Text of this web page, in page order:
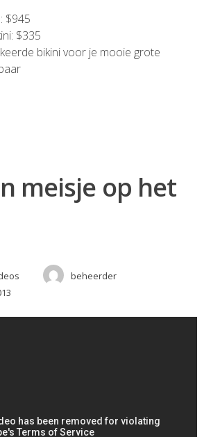
$945
$335
bikini voor je mooie grote
meisje op het
beheerder